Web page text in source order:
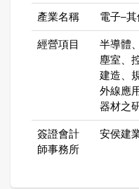
產業名稱 電子–
經營項目
半導體
塵室、
建造、
外線應
器材之
簽證會計
師事務所
安侯建